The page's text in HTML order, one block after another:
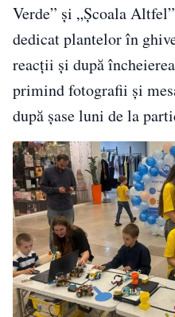
Verde” și „Școala
dedicat plantelor în
reacții și după
primind fotografii și
după șase luni de la